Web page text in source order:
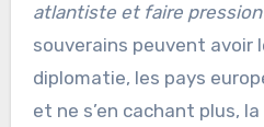
atlantiste et faire pression
souverains peuvent avoir
diplomatie, les pays
et ne s’en cachant plus,